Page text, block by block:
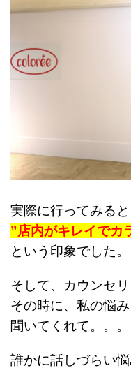
実際に行ってみると
”店内がキレイでカ
という印象でした。
そして、カウンセリ
その時に、私の悩
聞いてくれて。。。
誰かに話しづらい悩